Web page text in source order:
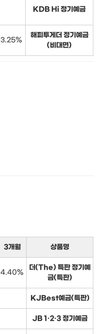
KDB Hi 정기예금
3.25%
해피투게더 정기예금
(비대면)
3개월 상품명
4.40%
더(The) 특판 정기예
금(특판)
KJBest예금(특판)
JB 1·2·3 정기예금